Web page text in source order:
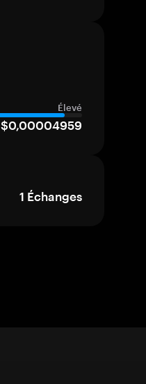
Élevé
$0,00004959
1 Échanges